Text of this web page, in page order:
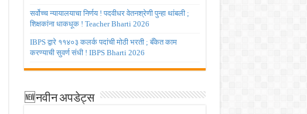
सर्वोच्च न्यायालयाचा निर्णय ! पदवीधर वेतनश्रेणी पुन्हा थांबली ;
शिक्षकांना धाकधूक ! Teacher Bharti 2026
IBPS द्वारे ११४०३ कलर्क पदांची मोठी भरती ; बँकेत काम
करण्याची सुवर्ण संधी ! IBPS Bharti 2026
🆕नवीन अपडेट्स